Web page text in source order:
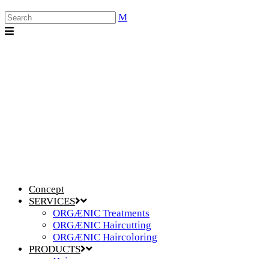
Concept
SERVICES
ORGÆNIC Treatments
ORGÆNIC Haircutting
ORGÆNIC Haircoloring
PRODUCTS